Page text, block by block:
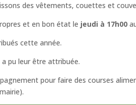
des vêtements, couettes et
et en bon état le jeudi à 17h00
cette année.
pu leur être attribuée.
pour faire des courses